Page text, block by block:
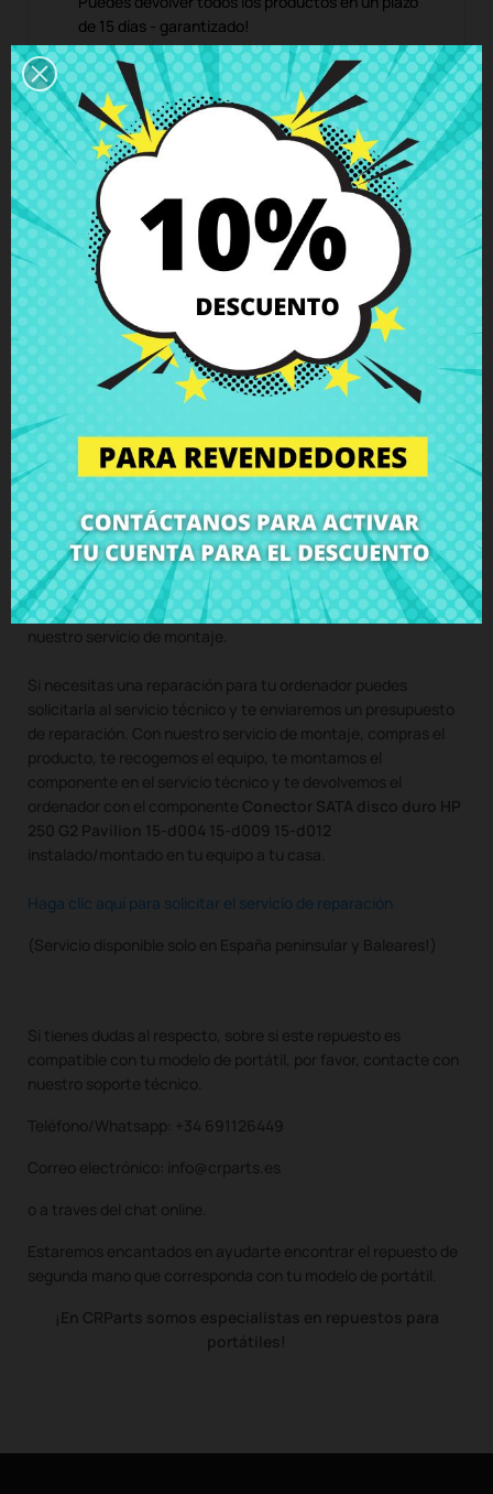
de 15 días - garantizado!
Detalles del producto
Grados
Comentarios
Conector SATA disco duro HP 250 G2
Pavilion 15-d004 15-d009 15-d012
CompraConector SATA disco duro HP 250 G2 Pavilion 15-
d004 15-d009 15-d012al mejor precio en CRParts -
PRODUCTO USADO ORIGINAL - disponible también con
nuestro servicio de montaje.
Si necesitas una reparación para tu ordenador puedes
solicitarla al servicio técnico y te enviaremos un presupuesto
de reparación. Con nuestro servicio de montaje, compras el
producto, te recogemos el equipo, te montamos el
componente en el servicio técnico y te devolvemos el
ordenador con el componente Conector SATA disco duro HP
250 G2 Pavilion 15-d004 15-d009 15-d012
instalado/montado en tu equipo a tu casa.
Haga clic aquí para solicitar el servicio de reparación
(Servicio disponible solo en España peninsular y Baleares!)
Si tienes dudas al respecto, sobre si este repuesto es
compatible con tu modelo de portátil, por favor, contacte con
nuestro soporte técnico.
Teléfono/Whatsapp: +34 691126449
Correo electrónico: info@crparts.es
o a traves del chat online.
Estaremos encantados en ayudarte encontrar el repuesto de
segunda mano que corresponda con tu modelo de portátil.
¡En CRParts somos especialistas en repuestos para
portátiles!